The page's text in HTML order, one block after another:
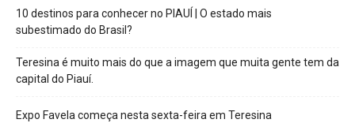
10 destinos para conhecer no PIAUÍ | O estado mais
subestimado do Brasil?
Teresina é muito mais do que a imagem que muita gente tem da
capital do Piauí.
Expo Favela começa nesta sexta-feira em Teresina